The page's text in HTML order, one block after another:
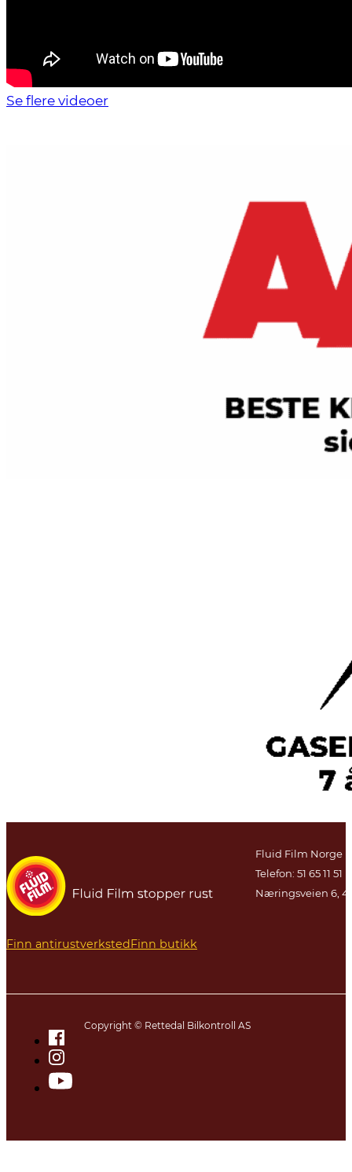
Se flere videoer
Finn antirustverkstedFinn butikk
Fluid Film Norge
Telefon: 51 65 11 51
Næringsveien 6,
Copyright © Rettedal Bilkontroll AS